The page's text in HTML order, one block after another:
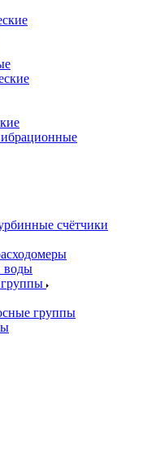
счётчики
воды
группы